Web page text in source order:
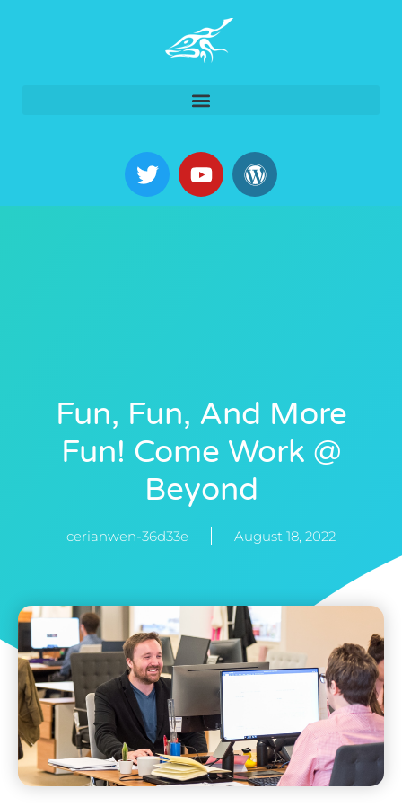
Fun, Fun, And More
Fun! Come Work @
Beyond
cerianwen-36d33e August 18, 2022